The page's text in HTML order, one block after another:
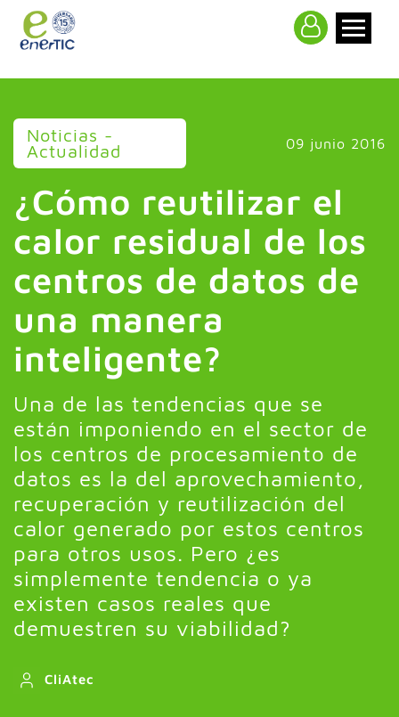
Noticias -
Actualidad 09 junio 2016
¿Cómo reutilizar el
calor residual de los
centros de datos de
una manera
inteligente?
Una de las tendencias que se
están imponiendo en el sector de
los centros de procesamiento de
datos es la del aprovechamiento,
recuperación y reutilización del
calor generado por estos centros
para otros usos. Pero ¿es
simplemente tendencia o ya
existen casos reales que
demuestren su viabilidad?
CliAtec